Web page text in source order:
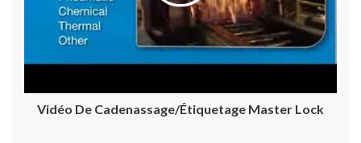
Vidéo De Cadenassage/étiquetage Master Lock